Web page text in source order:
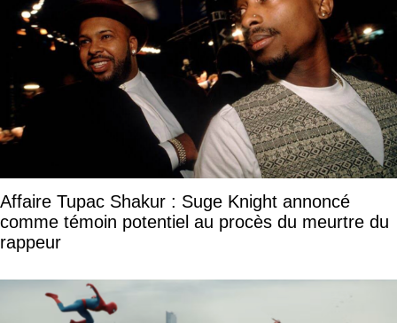
Affaire Tupac Shakur : Suge Knight annoncé
comme témoin potentiel au procès du meurtre du
rappeur